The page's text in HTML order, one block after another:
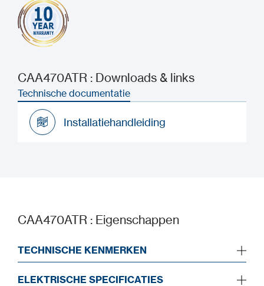
CAA470ATR : Downloads & links
Technische documentatie
Installatiehandleiding
CAA470ATR : Eigenschappen
TECHNISCHE KENMERKEN
ELEKTRISCHE SPECIFICATIES